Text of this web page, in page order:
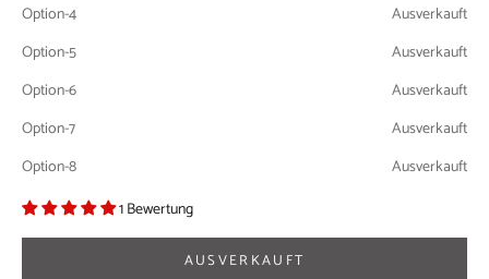
Option-4
Ausverkauft
Option-5
Ausverkauft
Option-6
Ausverkauft
Option-7
Ausverkauft
Option-8
Ausverkauft
1 Bewertung
AUSVERKAUFT